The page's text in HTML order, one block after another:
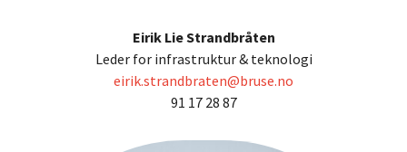
Eirik Lie Strandbråten
Leder for infrastruktur & teknologi
eirik.strandbraten@bruse.no
91 17 28 87